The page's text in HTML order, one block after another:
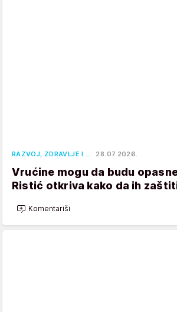
RAZVOJ, ZDRAVLJE I … 28.07.2026.
Vrućine mogu da budu
Ristić otkriva kako da ih
Komentariši